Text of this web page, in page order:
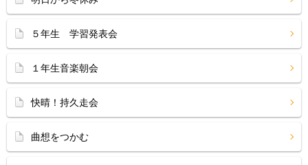
５年生 学習発表会
１年生音楽朝会
快晴！持久走会
曲想をつかむ